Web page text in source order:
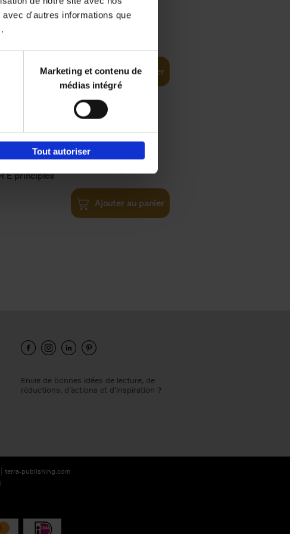
d'autres informations que
Marketing et contenu de
médias intégré
Tout autoriser
Ajouter au panier
E principles €34,99
Ajouter au panier
Envie de bonnes idées de lecture, de
réductions, d’actions et d’inspiration ?
terra-publishing.com